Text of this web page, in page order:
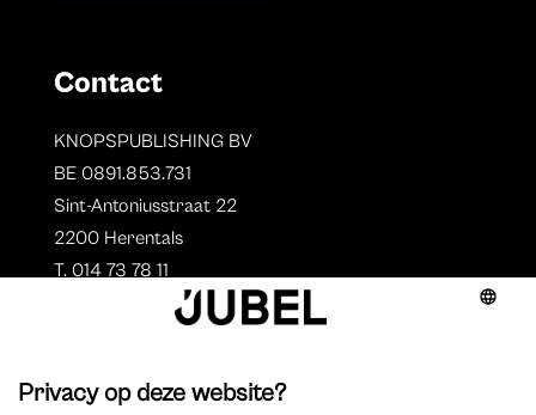
Contact
KNOPSPUBLISHING BV
BE 0891.853.731
Sint-Antoniusstraat 22
2200 Herentals
T. 014 73 78 11
Aperçu des auteurs